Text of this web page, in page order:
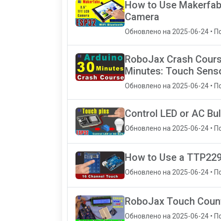
How to Use
Camera
Обновлено на 2025-06-24 •
RoboJax Crash
Minutes: Touch
Обновлено на 2025-06-24 •
Control LED or AC
Обновлено на 2025-06-24 •
How to Use a
Обновлено на 2025-06-24 •
RoboJax Touch
Обновлено на 2025-06-24 •